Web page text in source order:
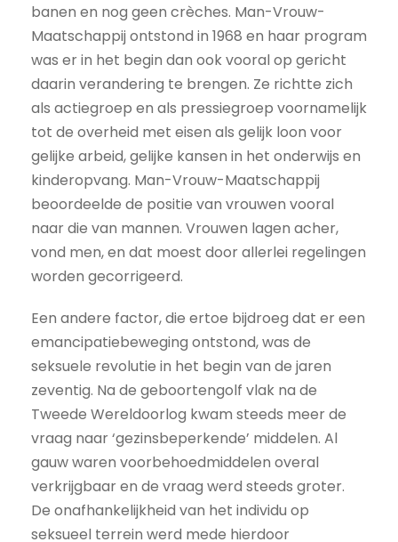
banen en nog geen crèches. Man-Vrouw-
Maatschappij ontstond in 1968 en haar program
was er in het begin dan ook vooral op gericht
daarin verandering te brengen. Ze richtte zich
als actiegroep en als pressiegroep voornamelijk
tot de overheid met eisen als gelijk loon voor
gelijke arbeid, gelijke kansen in het onderwijs en
kinderopvang. Man-Vrouw-Maatschappij
beoordeelde de positie van vrouwen vooral
naar die van mannen. Vrouwen lagen acher,
vond men, en dat moest door allerlei regelingen
worden gecorrigeerd.
Een andere factor, die ertoe bijdroeg dat er een
emancipatiebeweging ontstond, was de
seksuele revolutie in het begin van de jaren
zeventig. Na de geboortengolf vlak na de
Tweede Wereldoorlog kwam steeds meer de
vraag naar ‘gezinsbeperkende’ middelen. Al
gauw waren voorbehoedmiddelen overal
verkrijgbaar en de vraag werd steeds groter.
De onafhankelijkheid van het individu op
seksueel terrein werd mede hierdoor